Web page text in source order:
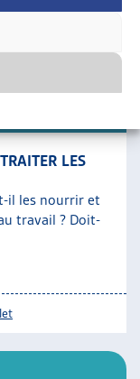
LES
il les nourrir et
travail ? Doit-